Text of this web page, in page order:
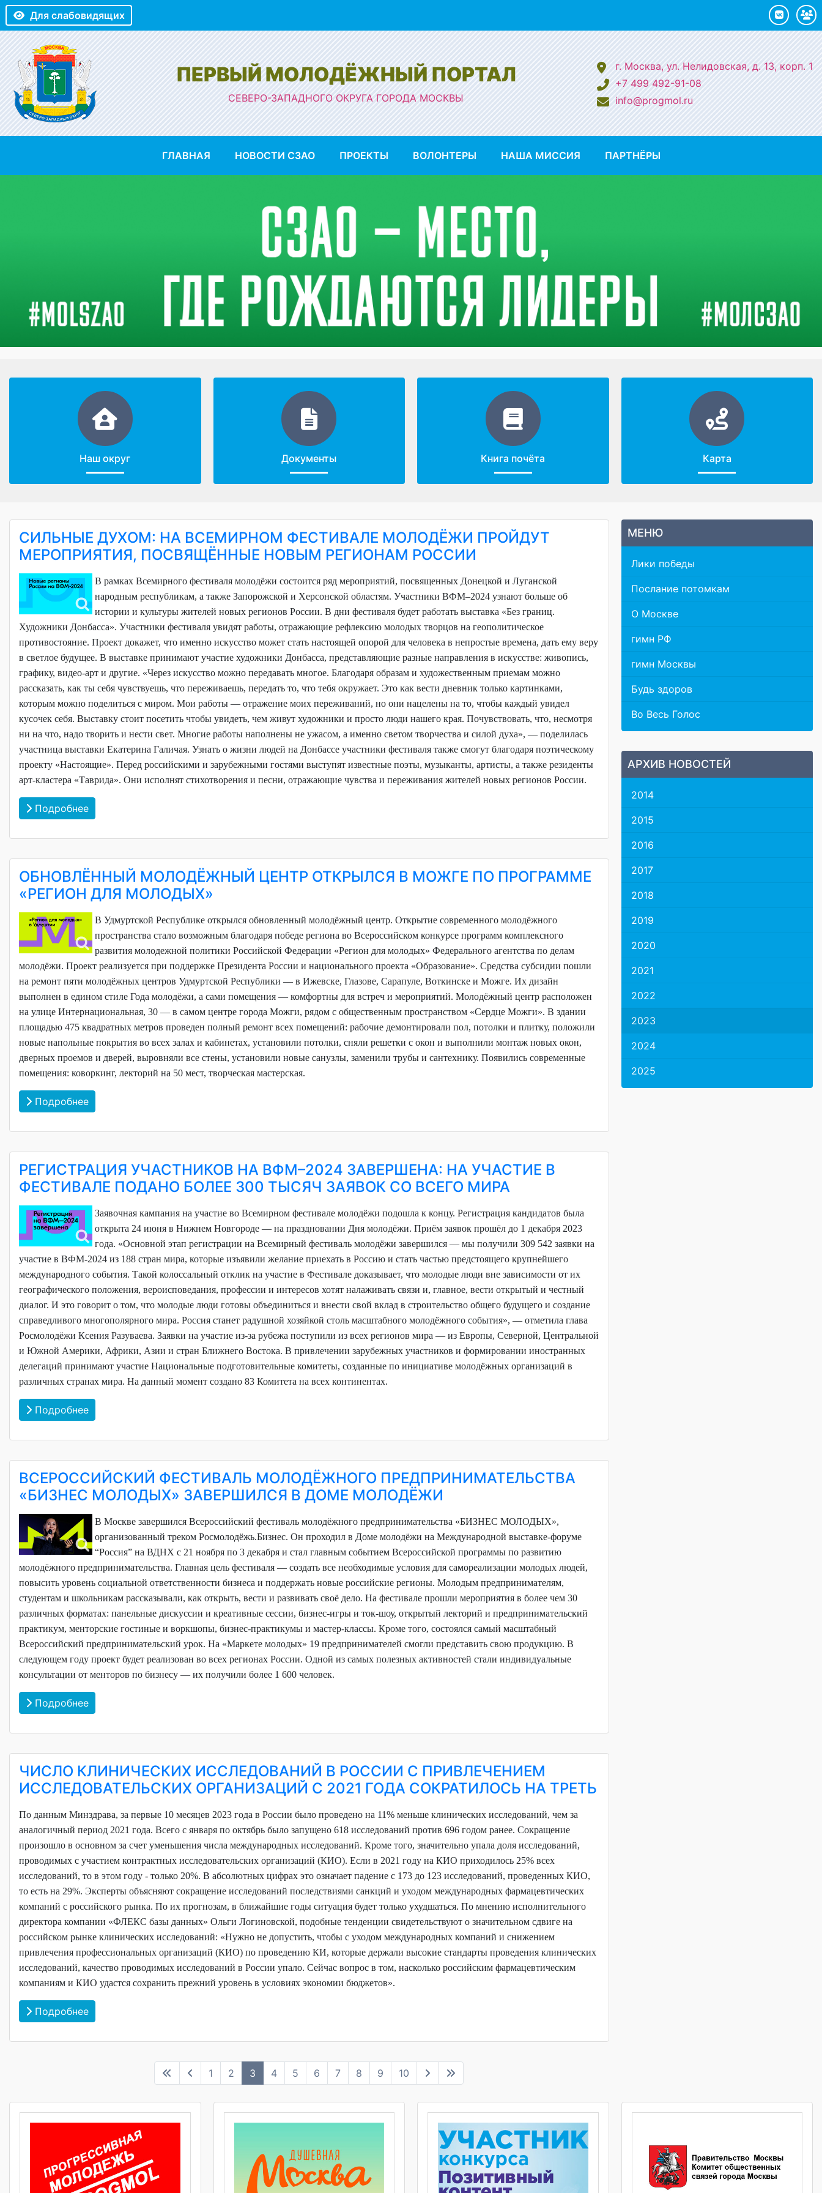
Для слабовидящих
ПЕРВЫЙ МОЛОДЁЖНЫЙ ПОРТАЛ
СЕВЕРО-ЗАПАДНОГО ОКРУГА ГОРОДА МОСКВЫ
г. Москва, ул. Нелидовская, д. 13, корп. 1
+7 499 492-91-08
info@progmol.ru
ГЛАВНАЯ НОВОСТИ СЗАО ПРОЕКТЫ ВОЛОНТЕРЫ НАША МИССИЯ ПАРТНЁРЫ
Наш округ Документы Книга почёта Карта
СИЛЬНЫЕ ДУХОМ: НА ВСЕМИРНОМ ФЕСТИВАЛЕ МОЛОДЁЖИ ПРОЙДУТ
МЕРОПРИЯТИЯ, ПОСВЯЩЁННЫЕ НОВЫМ РЕГИОНАМ РОССИИ
В рамках Всемирного фестиваля молодёжи состоится ряд мероприятий, посвященных Донецкой и Луганской
народным республикам, а также Запорожской и Херсонской областям. Участники ВФМ–2024 узнают больше об
истории и культуры жителей новых регионов России. В дни фестиваля будет работать выставка «Без границ.
Художники Донбасса». Участники фестиваля увидят работы, отражающие рефлексию молодых творцов на геополитическое
противостояние. Проект докажет, что именно искусство может стать настоящей опорой для человека в непростые времена, дать ему веру
в светлое будущее. В выставке принимают участие художники Донбасса, представляющие разные направления в искусстве: живопись,
графику, видео-арт и другие. «Через искусство можно передавать многое. Благодаря образам и художественным приемам можно
рассказать, как ты себя чувствуешь, что переживаешь, передать то, что тебя окружает. Это как вести дневник только картинками,
которым можно поделиться с миром. Мои работы — отражение моих переживаний, но они нацелены на то, чтобы каждый увидел
кусочек себя. Выставку стоит посетить чтобы увидеть, чем живут художники и просто люди нашего края. Почувствовать, что, несмотря
ни на что, надо творить и нести свет. Многие работы наполнены не ужасом, а именно светом творчества и силой духа», — поделилась
участница выставки Екатерина Галичая. Узнать о жизни людей на Донбассе участники фестиваля также смогут благодаря поэтическому
проекту «Настоящие». Перед российскими и зарубежными гостями выступят известные поэты, музыканты, артисты, а также резиденты
арт-кластера «Таврида». Они исполнят стихотворения и песни, отражающие чувства и переживания жителей новых регионов России.
Подробнее
ОБНОВЛЁННЫЙ МОЛОДЁЖНЫЙ ЦЕНТР ОТКРЫЛСЯ В МОЖГЕ ПО ПРОГРАММЕ
«РЕГИОН ДЛЯ МОЛОДЫХ»
В Удмуртской Республике открылся обновленный молодёжный центр. Открытие современного молодёжного
пространства стало возможным благодаря победе региона во Всероссийском конкурсе программ комплексного
развития молодежной политики Российской Федерации «Регион для молодых» Федерального агентства по делам
молодёжи. Проект реализуется при поддержке Президента России и национального проекта «Образование». Средства субсидии пошли
на ремонт пяти молодёжных центров Удмуртской Республики — в Ижевске, Глазове, Сарапуле, Воткинске и Можге. Их дизайн
выполнен в едином стиле Года молодёжи, а сами помещения — комфортны для встреч и мероприятий. Молодёжный центр расположен
на улице Интернациональная, 30 — в самом центре города Можги, рядом с общественным пространством «Сердце Можги». В здании
площадью 475 квадратных метров проведен полный ремонт всех помещений: рабочие демонтировали пол, потолки и плитку, положили
новые напольные покрытия во всех залах и кабинетах, установили потолки, сняли решетки с окон и выполнили монтаж новых окон,
дверных проемов и дверей, выровняли все стены, установили новые санузлы, заменили трубы и сантехнику. Появились современные
помещения: коворкинг, лекторий на 50 мест, творческая мастерская.
Подробнее
РЕГИСТРАЦИЯ УЧАСТНИКОВ НА ВФМ–2024 ЗАВЕРШЕНА: НА УЧАСТИЕ В
ФЕСТИВАЛЕ ПОДАНО БОЛЕЕ 300 ТЫСЯЧ ЗАЯВОК СО ВСЕГО МИРА
Заявочная кампания на участие во Всемирном фестивале молодёжи подошла к концу. Регистрация кандидатов была
открыта 24 июня в Нижнем Новгороде — на праздновании Дня молодёжи. Приём заявок прошёл до 1 декабря 2023
года. «Основной этап регистрации на Всемирный фестиваль молодёжи завершился — мы получили 309 542 заявки на
участие в ВФМ-2024 из 188 стран мира, которые изъявили желание приехать в Россию и стать частью предстоящего крупнейшего
международного события. Такой колоссальный отклик на участие в Фестивале доказывает, что молодые люди вне зависимости от их
географического положения, вероисповедания, профессии и интересов хотят налаживать связи и, главное, вести открытый и честный
диалог. И это говорит о том, что молодые люди готовы объединиться и внести свой вклад в строительство общего будущего и создание
справедливого многополярного мира. Россия станет радушной хозяйкой столь масштабного молодёжного события», — отметила глава
Росмолодёжи Ксения Разуваева. Заявки на участие из-за рубежа поступили из всех регионов мира — из Европы, Северной, Центральной
и Южной Америки, Африки, Азии и стран Ближнего Востока. В привлечении зарубежных участников и формировании иностранных
делегаций принимают участие Национальные подготовительные комитеты, созданные по инициативе молодёжных организаций в
различных странах мира. На данный момент создано 83 Комитета на всех континентах.
Подробнее
ВСЕРОССИЙСКИЙ ФЕСТИВАЛЬ МОЛОДЁЖНОГО ПРЕДПРИНИМАТЕЛЬСТВА
«БИЗНЕС МОЛОДЫХ» ЗАВЕРШИЛСЯ В ДОМЕ МОЛОДЁЖИ
В Москве завершился Всероссийский фестиваль молодёжного предпринимательства «БИЗНЕС МОЛОДЫХ»,
организованный треком Росмолодёжь.Бизнес. Он проходил в Доме молодёжи на Международной выставке-форуме
“Россия” на ВДНХ с 21 ноября по 3 декабря и стал главным событием Всероссийской программы по развитию
молодёжного предпринимательства. Главная цель фестиваля — создать все необходимые условия для самореализации молодых людей,
повысить уровень социальной ответственности бизнеса и поддержать новые российские регионы. Молодым предпринимателям,
студентам и школьникам рассказывали, как открыть, вести и развивать своё дело. На фестивале прошли мероприятия в более чем 30
различных форматах: панельные дискуссии и креативные сессии, бизнес-игры и ток-шоу, открытый лекторий и предпринимательский
практикум, менторские гостиные и воркшопы, бизнес-практикумы и мастер-классы. Кроме того, состоялся самый масштабный
Всероссийский предпринимательский урок. На «Маркете молодых» 19 предпринимателей смогли представить свою продукцию. В
следующем году проект будет реализован во всех регионах России. Одной из самых полезных активностей стали индивидуальные
консультации от менторов по бизнесу — их получили более 1 600 человек.
Подробнее
ЧИСЛО КЛИНИЧЕСКИХ ИССЛЕДОВАНИЙ В РОССИИ С ПРИВЛЕЧЕНИЕМ
ИССЛЕДОВАТЕЛЬСКИХ ОРГАНИЗАЦИЙ С 2021 ГОДА СОКРАТИЛОСЬ НА ТРЕТЬ
По данным Минздрава, за первые 10 месяцев 2023 года в России было проведено на 11% меньше клинических исследований, чем за
аналогичный период 2021 года. Всего с января по октябрь было запущено 618 исследований против 696 годом ранее. Сокращение
произошло в основном за счет уменьшения числа международных исследований. Кроме того, значительно упала доля исследований,
проводимых с участием контрактных исследовательских организаций (КИО). Если в 2021 году на КИО приходилось 25% всех
исследований, то в этом году - только 20%. В абсолютных цифрах это означает падение с 173 до 123 исследований, проведенных КИО,
то есть на 29%. Эксперты объясняют сокращение исследований последствиями санкций и уходом международных фармацевтических
компаний с российского рынка. По их прогнозам, в ближайшие годы ситуация будет только ухудшаться. По мнению исполнительного
директора компании «ФЛЕКС базы данных» Ольги Логиновской, подобные тенденции свидетельствуют о значительном сдвиге на
российском рынке клинических исследований: «Нужно не допустить, чтобы с уходом международных компаний и снижением
привлечения профессиональных организаций (КИО) по проведению КИ, которые держали высокие стандарты проведения клинических
исследований, качество проводимых исследований в России упало. Сейчас вопрос в том, насколько российским фармацевтическим
компаниям и КИО удастся сохранить прежний уровень в условиях экономии бюджетов».
Подробнее
1 2 3 4 5 6 7 8 9 10
МЕНЮ
Лики победы
Послание потомкам
О Москве
гимн РФ
гимн Москвы
Будь здоров
Во Весь Голос
АРХИВ НОВОСТЕЙ
2014
2015
2016
2017
2018
2019
2020
2021
2022
2023
2024
2025